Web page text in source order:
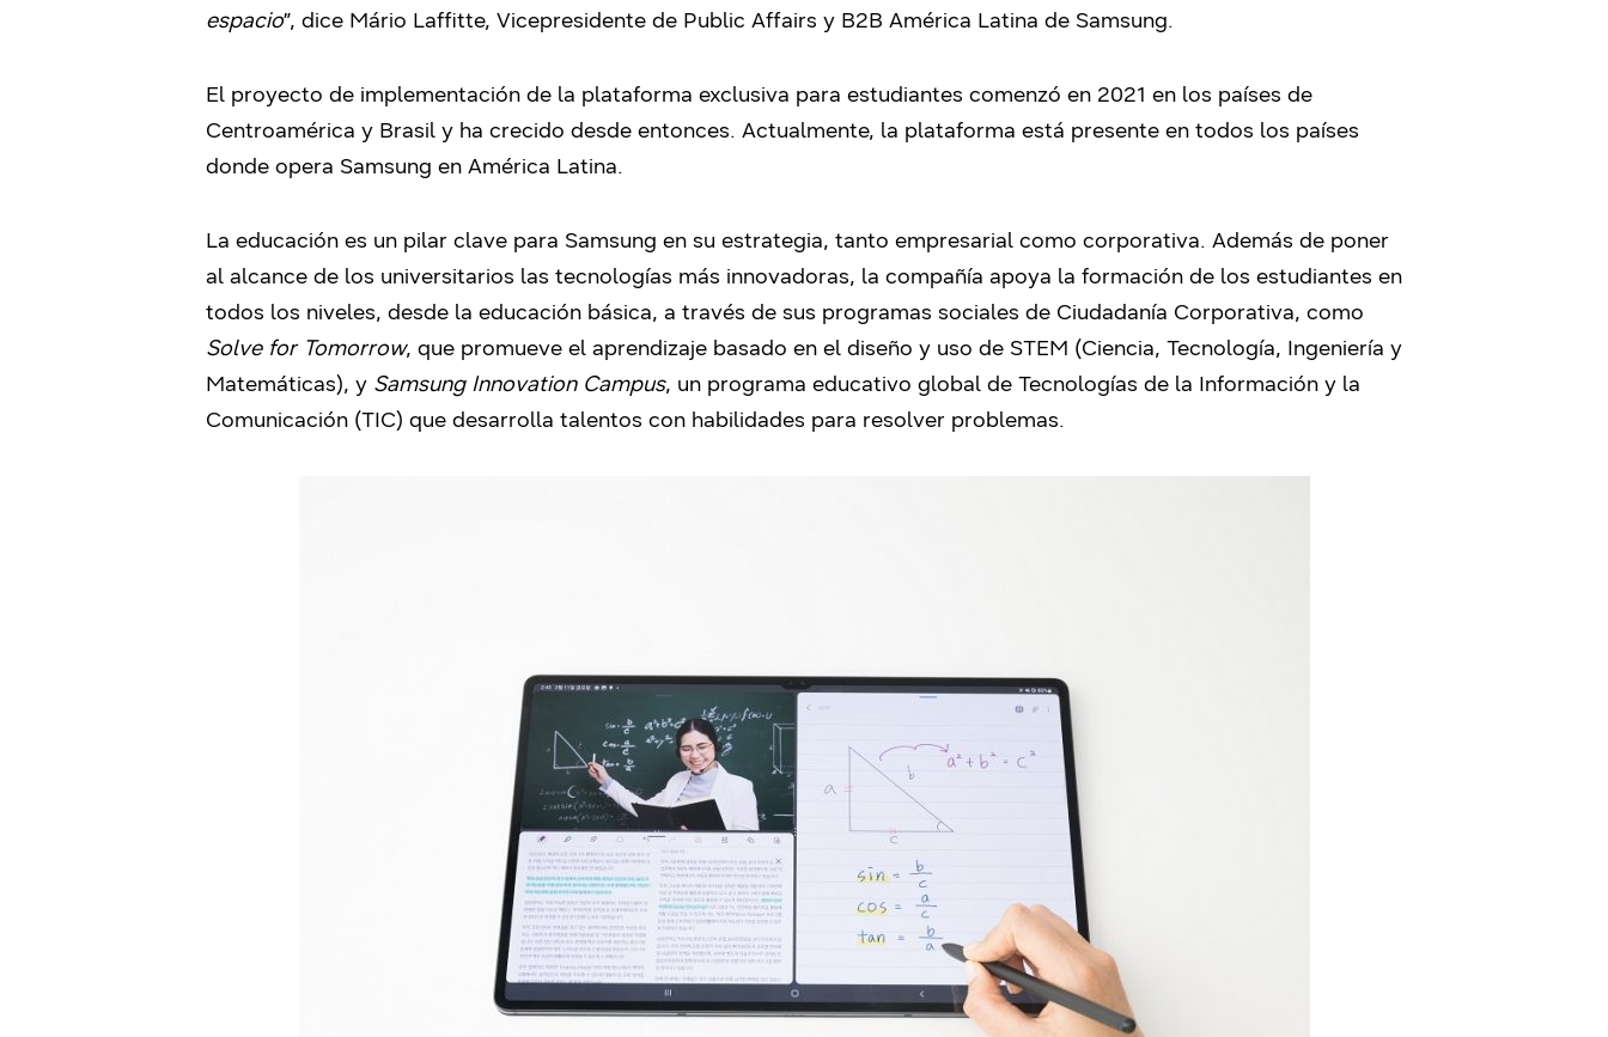
espacio”, dice Mário Laffitte, Vicepresidente de Public Affairs y B2B América Latina de Samsung.
El proyecto de implementación de la plataforma exclusiva para estudiantes comenzó en 2021 en los países de
Centroamérica y Brasil y ha crecido desde entonces. Actualmente, la plataforma está presente en todos los países
donde opera Samsung en América Latina.
La educación es un pilar clave para Samsung en su estrategia, tanto empresarial como corporativa. Además de poner
al alcance de los universitarios las tecnologías más innovadoras, la compañía apoya la formación de los estudiantes en
todos los niveles, desde la educación básica, a través de sus programas sociales de Ciudadanía Corporativa, como
Solve for Tomorrow, que promueve el aprendizaje basado en el diseño y uso de STEM (Ciencia, Tecnología, Ingeniería y
Matemáticas), y Samsung Innovation Campus, un programa educativo global de Tecnologías de la Información y la
Comunicación (TIC) que desarrolla talentos con habilidades para resolver problemas.